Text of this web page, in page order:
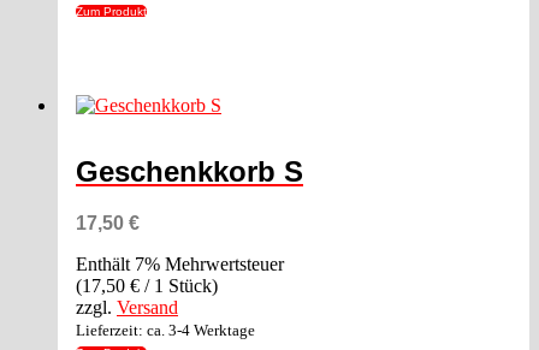
Zum Produkt
Geschenkkorb S
17,50 €
Enthält 7% Mehrwertsteuer
(17,50 € / 1 Stück)
zzgl. Versand
Lieferzeit: ca. 3-4 Werktage